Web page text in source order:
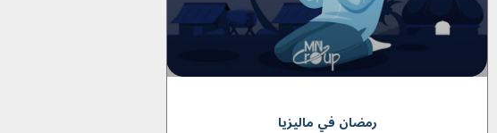
رمضان في مالیزیا